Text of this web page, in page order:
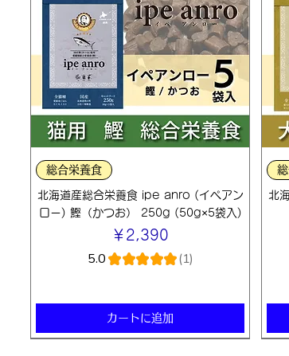
クイックビュー
総合栄養食
北海道産総合栄養食 ipe anro (イペアン
ロー) 鰹（かつお） 250g (50g×5袋入)
価格
￥2,390
5.0★★★★★ 1
1
カートに追加
北